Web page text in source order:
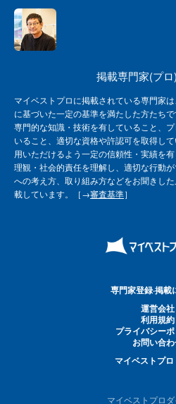
掲載専門家(プ
マイベストプロに掲載されている専門家
に基づいた一定の基準を満たした方たち
専門的な知識・技術を有していること、
いること、適切な資格や許認可を取得し
用いただけるよう一定の信頼性・実績を
理観・社会的責任を理解し、適切な行動
への考え方、取り組み方などをお聞きし
載しています。［→審査基準］
専門家登録·掲載
運営会社
利用規約
プライバシー
お問い合
マイベストプ
マイベストプロダ